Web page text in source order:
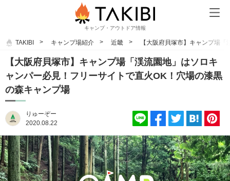
キャンプ・アウトドア情報
TAKIBI キャンプ場紹介 近畿 【大阪府貝塚市】キャンプ場
【大阪府貝塚市】キャンプ場「渓流園地」はソロキ
ャンパー必見！フリーサイトで直火OK！穴場の漆黒
の森キャンプ場
りゅーぞー
2020.08.22